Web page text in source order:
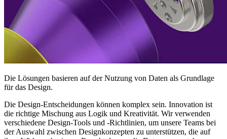
Die Lösungen basieren auf der Nutzung von Daten als Grundlage
für das Design.
Die Design-Entscheidungen können komplex sein. Innovation ist
die richtige Mischung aus Logik und Kreativität. Wir verwenden
verschiedene Design-Tools und -Richtlinien, um unsere Teams bei
der Auswahl zwischen Designkonzepten zu unterstützen, die auf